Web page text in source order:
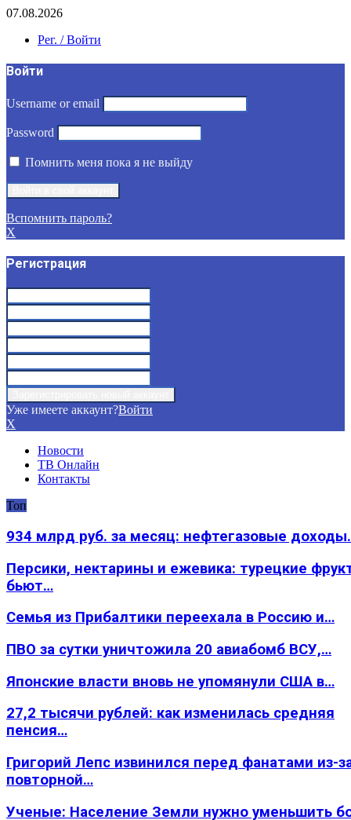
07.08.2026
Рег. / Войти
Войти
Username or email
Password
Помнить меня пока я не выйду
Вспомнить пароль?
X
Регистрация
Уже имеете аккаунт?Войти
X
Новости
ТВ Онлайн
Контакты
Топ
934 млрд руб. за месяц: нефтегазовые
Персики, нектарины и ежевика: турецкие
бьют…
Семья из Прибалтики переехала в Россию и…
ПВО за сутки уничтожила 20 авиабомб ВСУ,…
Японские власти вновь не упомянули США в…
27,2 тысячи рублей: как изменилась средняя
пенсия…
Григорий Лепс извинился перед фанатами из-
повторной…
Ученые: Население Земли нужно уменьшить